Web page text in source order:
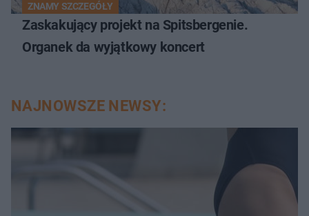
ZNAMY SZCZEGÓŁY
Zaskakujący projekt na Spitsbergenie.
Organek da wyjątkowy koncert
NAJNOWSZE NEWSY: